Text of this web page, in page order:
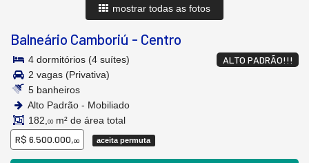
mostrar todas as fotos
Balneário Camboriú - Centro
ALTO PADRÃO!!!
4 dormitórios (4 suítes)
2 vagas (Privativa)
5 banheiros
Alto Padrão - Mobiliado
182, 00 m² de área total
R$ 6.500.000,00 aceita permuta